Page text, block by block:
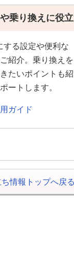
乗り換えに役
する設定や便利な
紹介。乗り換えを
たいポイントも紹
ートします。
ガイド
ち情報トップへ戻